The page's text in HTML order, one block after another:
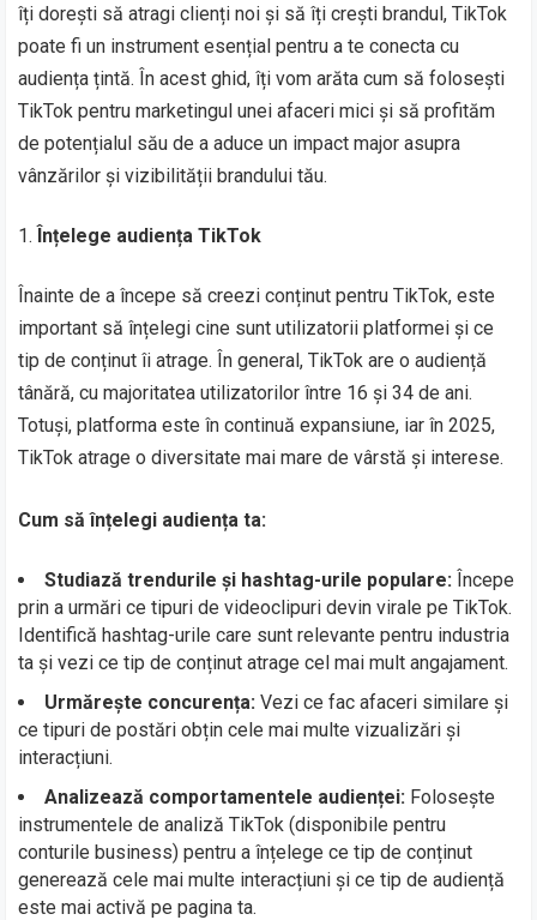
îți dorești să atragi clienți noi și să îți crești brandul, TikTok
poate fi un instrument esențial pentru a te conecta cu
audiența țintă. În acest ghid, îți vom arăta cum să folosești
TikTok pentru marketingul unei afaceri mici și să profităm
de potențialul său de a aduce un impact major asupra
vânzărilor și vizibilității brandului tău.
Înțelege audiența TikTok
Înainte de a începe să creezi conținut pentru TikTok, este
important să înțelegi cine sunt utilizatorii platformei și ce
tip de conținut îi atrage. În general, TikTok are o audiență
tânără, cu majoritatea utilizatorilor între 16 și 34 de ani.
Totuși, platforma este în continuă expansiune, iar în 2025,
TikTok atrage o diversitate mai mare de vârstă și interese.
Cum să înțelegi audiența ta:
Studiază trendurile și hashtag-urile populare: Începe
prin a urmări ce tipuri de videoclipuri devin virale pe TikTok.
Identifică hashtag-urile care sunt relevante pentru industria
ta și vezi ce tip de conținut atrage cel mai mult angajament.
Urmărește concurența: Vezi ce fac afaceri similare și
ce tipuri de postări obțin cele mai multe vizualizări și
interacțiuni.
Analizează comportamentele audienței: Folosește
instrumentele de analiză TikTok (disponibile pentru
conturile business) pentru a înțelege ce tip de conținut
generează cele mai multe interacțiuni și ce tip de audiență
este mai activă pe pagina ta.